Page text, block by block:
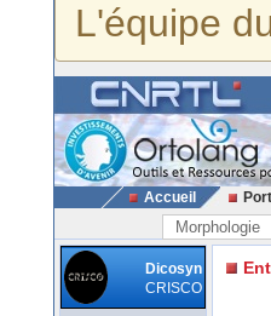
L'équipe
Accueil
Morphologie
Dicosyn
CRISCO